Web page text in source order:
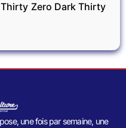
Thirty Zero Dark Thirty
une fois par semaine, une